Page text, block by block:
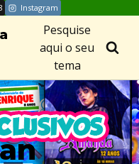
Instagram
Pesquise
aqui o seu
tema